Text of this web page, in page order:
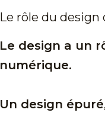
Le rôle du
Le design a un
numérique.
Un design épuré